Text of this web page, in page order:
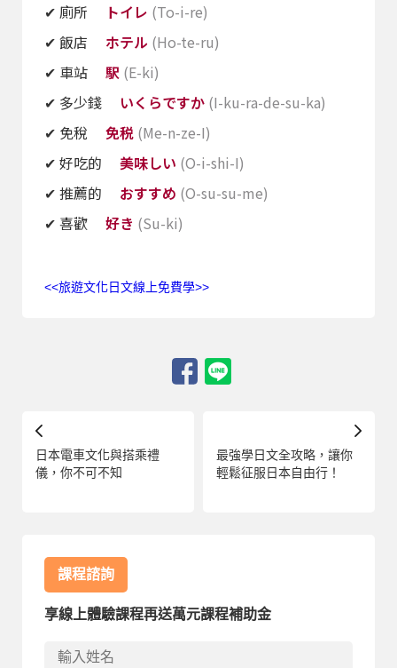
✔︎ 廁所 トイレ (To-i-re)
✔︎ 飯店 ホテル (Ho-te-ru)
✔︎ 車站 駅 (E-ki)
✔︎ 多少錢 いくらですか (I-ku-ra-de-su-ka)
✔︎ 免稅 免税 (Me-n-ze-I)
✔︎ 好吃的 美味しい (O-i-shi-I)
✔︎ 推薦的 おすすめ (O-su-su-me)
✔︎ 喜歡 好き (Su-ki)
<<旅遊文化日文線上免費學>>
日本電車文化與搭乘禮
儀，你不可不知
最強學日文全攻略，讓你
輕鬆征服日本自由行！
課程諮詢
享線上體驗課程再送萬元課程補助金